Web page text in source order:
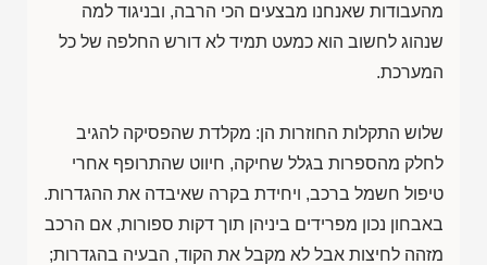
מהעבודות שאנחנו מבצעים הכי הרבה, ובניגוד למה
שנהוג לחשוב הוא כמעט תמיד לא דורש החלפה של כל
המערכת.
שלוש התקלות החוזרות הן: מקלדת שהפסיקה להגיב
לחלק מהספרות בגלל שחיקה, חיווט שהתרופף אחרי
טיפול חשמל ברכב, ויחידת בקרה שאיבדה את ההגדרות.
באבחון נכון מפרידים ביניהן תוך דקות ספורות, אם הרכב
מזהה לחיצות אבל לא מקבל את הקוד, הבעיה בהגדרות;